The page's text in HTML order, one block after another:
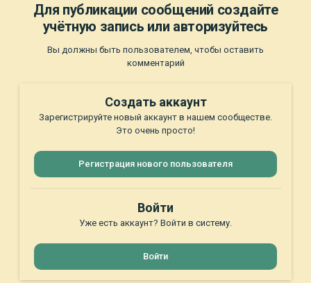
Для публикации сообщений создайте
учётную запись или авторизуйтесь
Вы должны быть пользователем, чтобы оставить
комментарий
Создать аккаунт
Зарегистрируйте новый аккаунт в нашем сообществе.
Это очень просто!
Регистрация нового пользователя
Войти
Уже есть аккаунт? Войти в систему.
Войти